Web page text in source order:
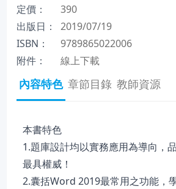
定價：
390
出版日：
2019/07/19
ISBN：
9789865022006
附件：
線上下載
內容特色 章節目錄 教師資源
本書特色
1.題庫設計均以實務應用為導向，
最具權威！
2.囊括Word 2019最常用之功能，